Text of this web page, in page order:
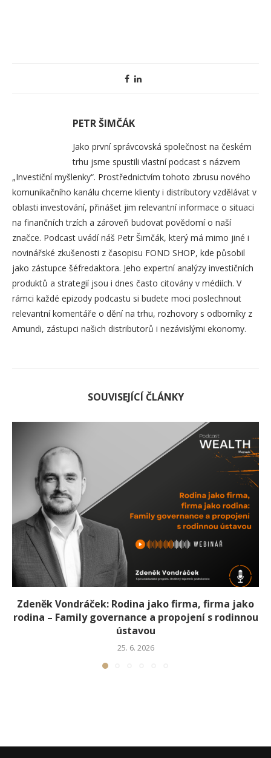
PETR ŠIMČÁK
Jako první správcovská společnost na českém
trhu jsme spustili vlastní podcast s názvem
„Investiční myšlenky“. Prostřednictvím tohoto zbrusu nového
komunikačního kanálu chceme klienty i distributory vzdělávat v
oblasti investování, přinášet jim relevantní informace o situaci
na finančních trzích a zároveň budovat povědomí o naší
značce. Podcast uvádí náš Petr Šimčák, který má mimo jiné i
novinářské zkušenosti z časopisu FOND SHOP, kde působil
jako zástupce šéfredaktora. Jeho expertní analýzy investičních
produktů a strategií jsou i dnes často citovány v médiích. V
rámci každé epizody podcastu si budete moci poslechnout
relevantní komentáře o dění na trhu, rozhovory s odborníky z
Amundi, zástupci našich distributorů i nezávislými ekonomy.
SOUVISEJÍCÍ ČLÁNKY
Zdeněk Vondráček: Rodina jako firma, firma jako
rodina – Family governance a propojení s rodinnou
ústavou
25. 6. 2026